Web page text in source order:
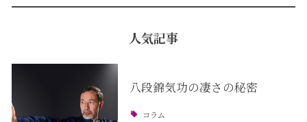
人気記事
八段錦気功の凄さの秘密
コラム